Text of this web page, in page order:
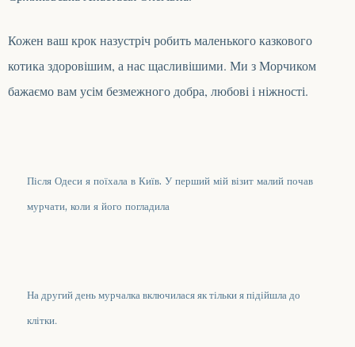
Кожен ваш крок назустріч робить маленького казкового
котика здоровішим, а нас щасливішими. Ми з Морчиком
бажаємо вам усім безмежного добра, любові і ніжності.
Після Одеси я поїхала в Київ. У перший мій візит малий почав
мурчати, коли я його погладила
На другий день мурчалка включилася як тільки я підійшла до
клітки.